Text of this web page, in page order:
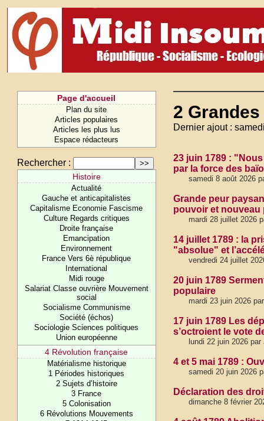
Page d'accueil
Plan du site
Articles populaires
Articles les plus lus
Espace rédacteurs
Rechercher :
Histoire
Actualité
Gauche et anticapitalistes
Capitalisme Economie Fascisme
Culture Regards critiques
Droite française
Emancipation
Environnement
France Vers 6è république
International
Midi rouge
Salariat Classe ouvrière Mouvement
social
Socialisme Communisme
Société (échos)
Sociologie Sciences politiques
Union européenne
4 Révolution française
Matérialisme historique
1 Périodes historiques
2 Sujets d’histoire
3 France
5 Colonisation
6 Révolutions Mouvements
2
Dernier ajout :
23 juin 1789 :
par la force des
samedi 8 août 2026
Grande peur
pouvoir et nouveau
mardi 28 juillet 2026
14 juillet 1789 : la
"absolue" et
vendredi 24 juillet
20 juin 1789
populaire
mardi 23 juin 2026
17 juin 1789 Les
s’octroient le vote
lundi 22 juin 2026
4 et 5 mai 1789 :
samedi 20 juin 2026
Déclaration des
dimanche 8 février